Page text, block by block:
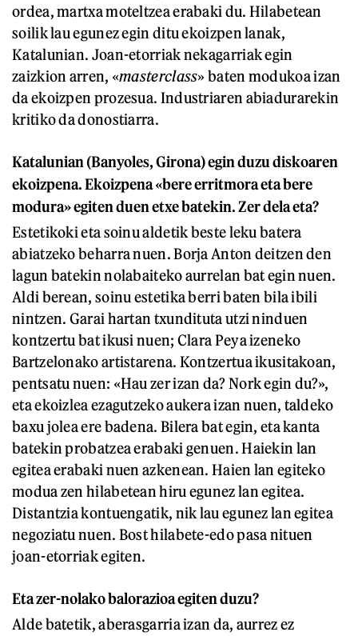
ordea, martxa moteltzea erabaki du. Hilabetean
soilik lau egunez egin ditu ekoizpen lanak,
Katalunian. Joan-etorriak nekagarriak egin
zaizkion arren, «masterclass» baten modukoa izan
da ekoizpen prozesua. Industriaren abiadurarekin
kritiko da donostiarra.
Katalunian (Banyoles, Girona) egin duzu diskoaren
ekoizpena. Ekoizpena «bere erritmora eta bere
modura» egiten duen etxe batekin. Zer dela eta?
Estetikoki eta soinu aldetik beste leku batera
abiatzeko beharra nuen. Borja Anton deitzen den
lagun batekin nolabaiteko aurrelan bat egin nuen.
Aldi berean, soinu estetika berri baten bila ibili
nintzen. Garai hartan txundituta utzi ninduen
kontzertu bat ikusi nuen; Clara Peya izeneko
Bartzelonako artistarena. Kontzertua ikusitakoan,
pentsatu nuen: «Hau zer izan da? Nork egin du?»,
eta ekoizlea ezagutzeko aukera izan nuen, taldeko
baxu jolea ere badena. Bilera bat egin, eta kanta
batekin probatzea erabaki genuen. Haiekin lan
egitea erabaki nuen azkenean. Haien lan egiteko
modua zen hilabetean hiru egunez lan egitea.
Distantzia kontuengatik, nik lau egunez lan egitea
negoziatu nuen. Bost hilabete-edo pasa nituen
joan-etorriak egiten.
Eta zer-nolako balorazioa egiten duzu?
Alde batetik, aberasgarria izan da, aurrez ez